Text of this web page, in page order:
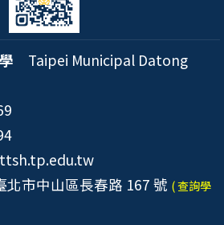
Taipei Municipal Datong
市中山區長春路 167 號 ( 查詢學